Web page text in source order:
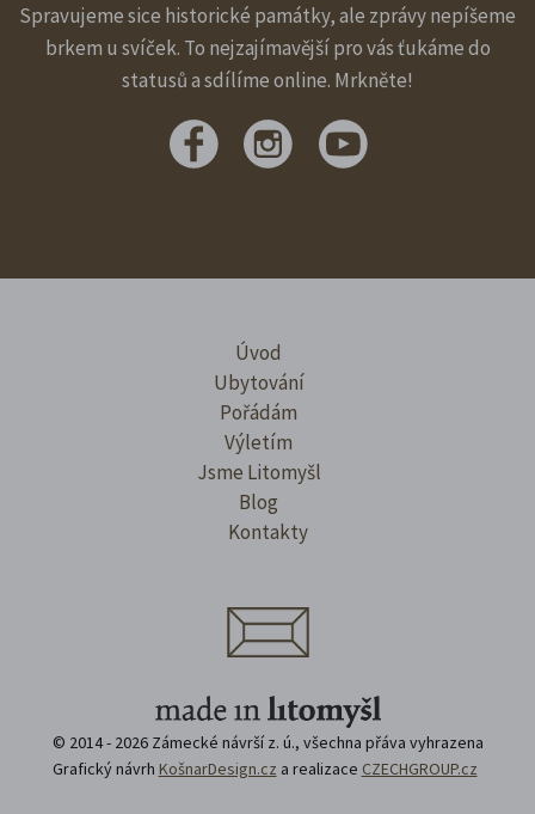
Spravujeme sice historické památky, ale zprávy nepíšeme
brkem u svíček. To nejzajímavější pro vás ťukáme do
statusů a sdílíme online. Mrkněte!
Úvod
Ubytování
Pořádám
Výletím
Jsme Litomyšl
Blog
Kontakty
© 2014 - 2026 Zámecké návrší z. ú., všechna přáva vyhrazena
Grafický návrh KošnarDesign.cz a realizace CZECHGROUP.cz